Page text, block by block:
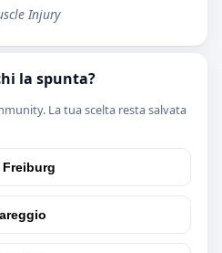
Injury
la spunta?
La tua scelta resta salvata
Freiburg